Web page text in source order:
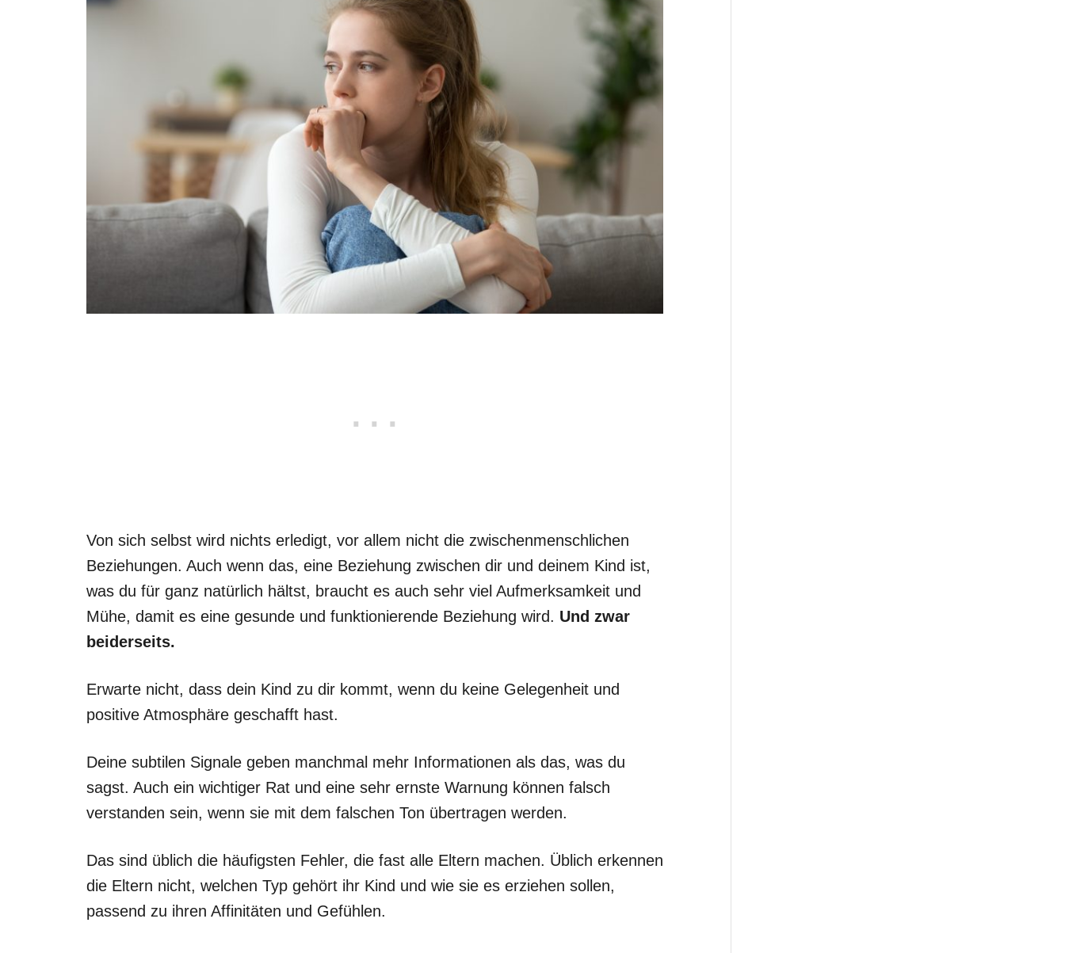
Von sich selbst wird nichts erledigt, vor allem nicht die zwischenmenschlichen
Beziehungen. Auch wenn das, eine Beziehung zwischen dir und deinem Kind ist,
was du für ganz natürlich hältst, braucht es auch sehr viel Aufmerksamkeit und
Mühe, damit es eine gesunde und funktionierende Beziehung wird. Und zwar
beiderseits.
Erwarte nicht, dass dein Kind zu dir kommt, wenn du keine Gelegenheit und
positive Atmosphäre geschafft hast.
Deine subtilen Signale geben manchmal mehr Informationen als das, was du
sagst. Auch ein wichtiger Rat und eine sehr ernste Warnung können falsch
verstanden sein, wenn sie mit dem falschen Ton übertragen werden.
Das sind üblich die häufigsten Fehler, die fast alle Eltern machen. Üblich erkennen
die Eltern nicht, welchen Typ gehört ihr Kind und wie sie es erziehen sollen,
passend zu ihren Affinitäten und Gefühlen.